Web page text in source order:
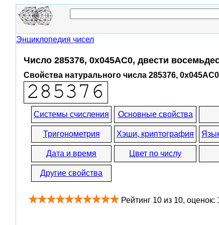
Энциклопедия чисел
Число 285376, 0x045AC0, двести
Свойства натурального числа 285376,
Системы счисления Основные свойства
Тригонометрия Хэши, криптография
Дата и время Цвет по числу
Другие свойства
Рейтинг 10 из 10, оценок: